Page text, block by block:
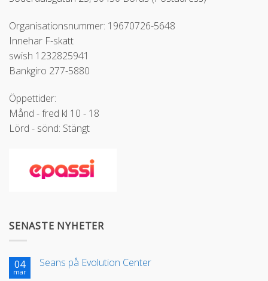
Organisationsnummer: 19670726-5648
Innehar F-skatt
swish 1232825941
Bankgiro 277-5880
Öppettider:
Månd - fred kl 10 - 18
Lörd - sönd: Stängt
SENASTE NYHETER
04
mar
Seans på Evolution Center